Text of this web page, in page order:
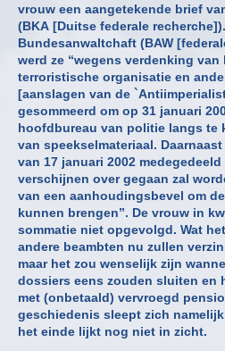
vrouw een aangetekende brief
(BKA [Duitse federale
Bundesanwaltchaft (BAW
werd ze “wegens verdenking
terroristische organisatie en
[aanslagen van de
gesommeerd om op 31 januari
hoofdbureau van politie langs te
van speekselmateriaal.
van 17 januari 2002
verschijnen over gegaan zal
van een aanhoudingsbevel om
kunnen brengen”. De vrouw in
sommatie niet opgevolgd. Wat
andere beambten nu zullen
maar het zou wenselijk zijn
dossiers eens zouden sluiten en
met (onbetaald) vervroegd
geschiedenis sleept zich
het einde lijkt nog niet in zicht.